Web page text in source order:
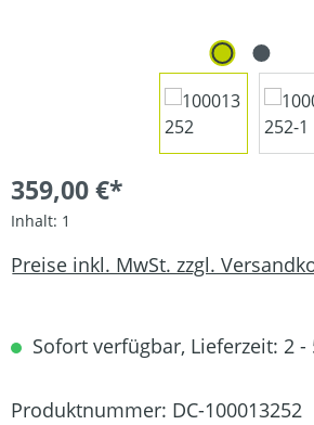
359,00 €*
Inhalt: 1
Preise inkl. MwSt. zzgl.
Sofort verfügbar, Lieferzeit: 2 -
Produktnummer: DC-100013252